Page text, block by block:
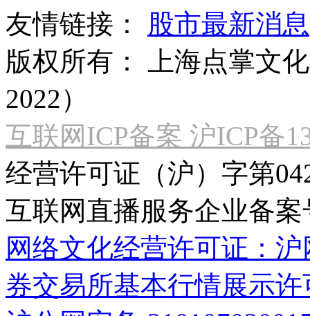
友情链接：
股市最新消息
版权所有：
上海点掌文
2022）
互联网ICP备案 沪ICP备
经营许可证（沪）字第
互联网直播服务企业备案
网络文化经营许可证：
券交易所基本行情展示许